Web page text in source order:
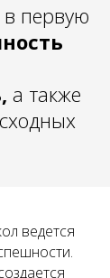
первую
а также
ведется